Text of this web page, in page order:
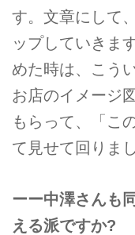
す。文章にして
ップしていきま
めた時は、こう
お店のイメージ
もらって、「こ
て見せて回りまし
ーー中澤さんも
える派ですか?